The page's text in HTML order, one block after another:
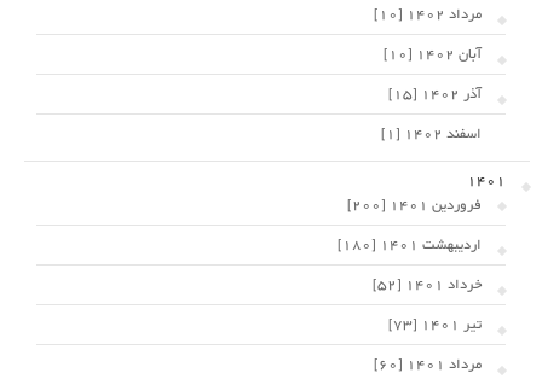
مرداد 1402 [10]
آبان 1402 [10]
آذر 1402 [15]
اسفند 1402 [1]
1401
فروردین 1401 [200]
اردیبهشت 1401 [180]
خرداد 1401 [52]
تیر 1401 [73]
مرداد 1401 [60]